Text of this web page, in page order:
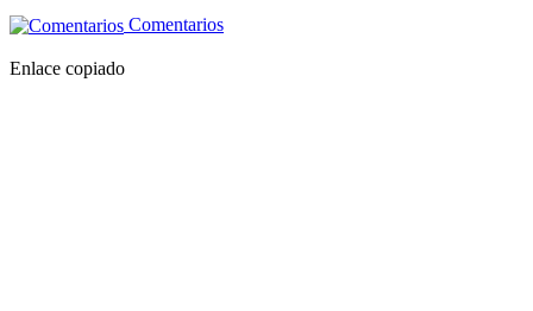
Comentarios
Enlace copiado